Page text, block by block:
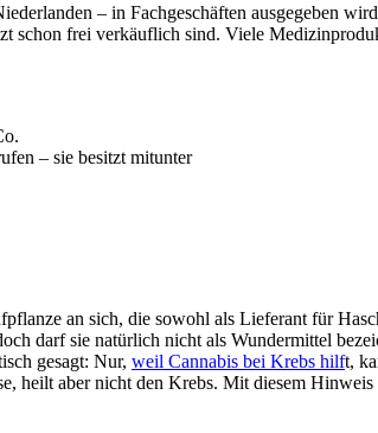
– in Fachgeschäften ausgegeben
frei verkäuflich sind. Viele
– sie besitzt mitunter
an sich, die sowohl als Lieferant für
darf sie natürlich nicht als Wundermittel
gesagt: Nur, weil Cannabis bei Krebs hilft,
heilt aber nicht den Krebs. Mit diesem